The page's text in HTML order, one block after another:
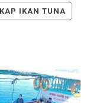
IKAN TUNA